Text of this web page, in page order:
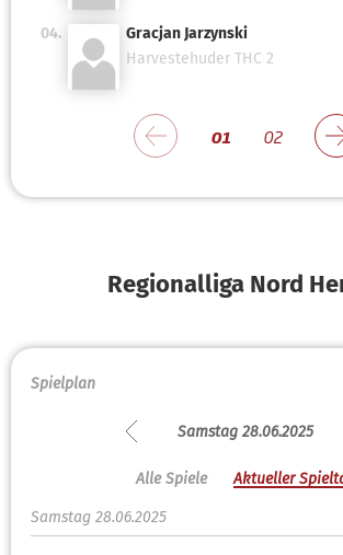
04.
Gracjan Jarzynski
Harvestehuder THC 2
01 02
Regionalliga Nord
Spielplan
Samstag 28.06.2025
Alle Spiele Aktueller
Samstag 28.06.2025